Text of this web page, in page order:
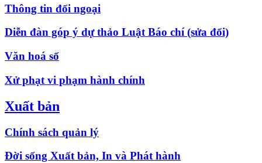
Thông tin đối ngoại
Diễn đàn góp ý dự thảo Luật Báo chí (sửa đổi)
Văn hoá số
Xử phạt vi phạm hành chính
Xuất bản
Chính sách quản lý
Đời sống Xuất bản, In và Phát hành